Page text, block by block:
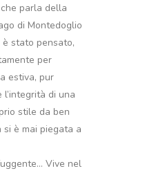
parla della
di Montedoglio
è stato pensato,
per
estiva, pur
di una
stile da ben
è mai piegata a
Vive nel